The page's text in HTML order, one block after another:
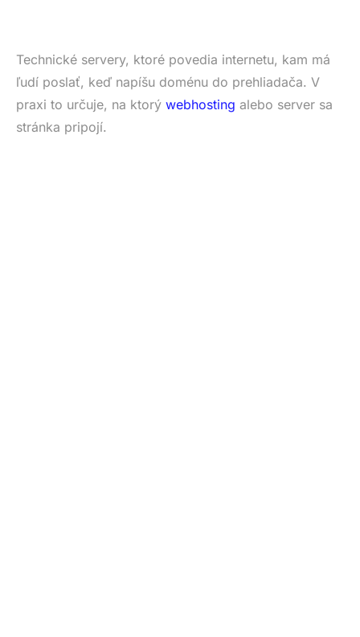
Technické servery, ktoré povedia internetu, kam má
ľudí poslať, keď napíšu doménu do prehliadača. V
praxi to určuje, na ktorý webhosting alebo server sa
stránka pripojí.